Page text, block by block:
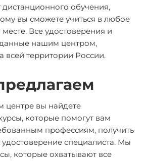
обучения,
вы сможете учиться в любое
Все удостоверения и
нашим центром,
всей территории России.
центре вы найдете
которые помогут вам
профессиям, получить
специалиста. Мы
которые охватывают все